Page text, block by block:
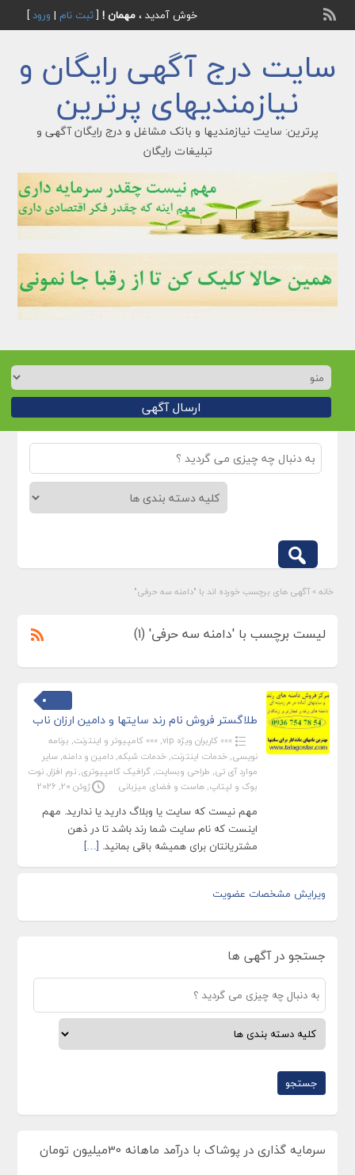
خوش آمدید ، مهمان ![ثبت نام | ورود]
سایت درج آگهی رایگان و
نیازمندیهای پرترین
پرترین: سایت نیازمندیها و بانک مشاغل و درج رایگان آگهی و
تبلیغات رایگان
ارسال آگهی
خانه » آگهی های برچسب خورده اند با "دامنه سه حرفی"
لیست برچسب با 'دامنه سه حرفی' (1)
طلاگستر فروش نام رند سایتها و دامین ارزان ناب
»»» کاربران ویژه vip , »»» کامپیوتر و اینترنت, برنامه
نویسی, خدمات اینترنت, خدمات شبکه, دامین و دامنه, سایر
موارد آی تی, طراحی وبسایت, گرافیک کامپیوتری, نرم افزار, نوت
بوک و لپتاپ, هاست و فضای میزبانی ژوئن 20, 2026
مهم نیست که سایت یا وبلاگ دارید یا ندارید. مهم
اینست که نام سایت شما رند باشد تا در ذهن
مشتریانتان برای همیشه باقی بمانید. […]
ویرایش مشخصات عضویت
جستجو در آگهی ها
سرمایه گذاری در پوشاک با درآمد ماهانه 30میلیون تومان